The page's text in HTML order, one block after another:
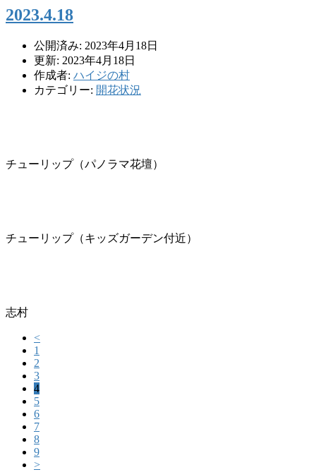
2023.4.18
公開済み: 2023年4月18日
更新: 2023年4月18日
作成者: ハイジの村
カテゴリー: 開花状況
チューリップ（パノラマ花壇）
チューリップ（キッズガーデン付近）
志村
<
1
2
3
4
5
6
7
8
9
>